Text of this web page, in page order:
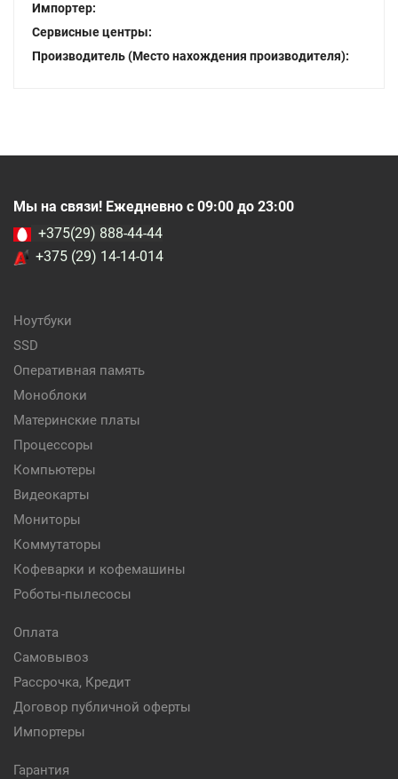
Импортер:
Сервисные центры:
Производитель (Место нахождения производителя):
Мы на связи! Ежедневно с 09:00 до 23:00
+375(29) 888-44-44
+375 (29) 14-14-014
Ноутбуки
SSD
Оперативная память
Моноблоки
Материнские платы
Процессоры
Компьютеры
Видеокарты
Мониторы
Коммутаторы
Кофеварки и кофемашины
Роботы-пылесосы
Оплата
Самовывоз
Рассрочка, Кредит
Договор публичной оферты
Импортеры
Гарантия